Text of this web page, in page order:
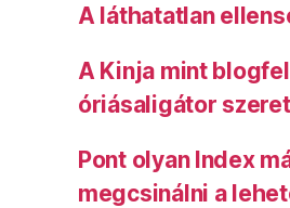
A láthatatlan
A Kinja mint
óriásaligátor
Pont olyan Index
megcsinálni a